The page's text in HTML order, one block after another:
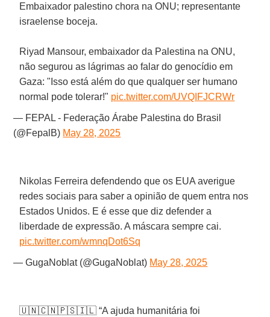
Embaixador palestino chora na ONU; representante
israelense boceja.
Riyad Mansour, embaixador da Palestina na ONU,
não segurou as lágrimas ao falar do genocídio em
Gaza: "Isso está além do que qualquer ser humano
normal pode tolerar!" pic.twitter.com/UVQIFJCRWr
— FEPAL - Federação Árabe Palestina do Brasil
(@FepalB) May 28, 2025
Nikolas Ferreira defendendo que os EUA averigue
redes sociais para saber a opinião de quem entra nos
Estados Unidos. E é esse que diz defender a
liberdade de expressão. A máscara sempre cai.
pic.twitter.com/wmnqDot6Sq
— GugaNoblat (@GugaNoblat) May 28, 2025
🇺🇳🇨🇳🇵🇸🇮🇱 “A ajuda humanitária foi